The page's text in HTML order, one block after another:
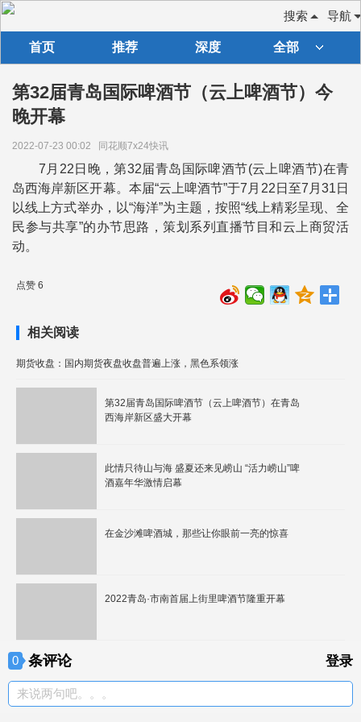
导航
搜索
首页 推荐 深度 全部
第32届青岛国际啤酒节（云上啤酒节）今
晚开幕
2022-07-23 00:02 同花顺7x24快讯
7月22日晚，第32届青岛国际啤酒节(云上啤酒节)在青
岛西海岸新区开幕。本届“云上啤酒节”于7月22日至7月31日
以线上方式举办，以“海洋”为主题，按照“线上精彩呈现、全
民参与共享”的办节思路，策划系列直播节目和云上商贸活
动。
点赞 6
相关阅读
期货收盘：国内期货夜盘收盘普遍上涨，黑色系领涨
第32届青岛国际啤酒节（云上啤酒节）在青岛
西海岸新区盛大开幕
此情只待山与海 盛夏还来见崂山 “活力崂山”啤
酒嘉年华激情启幕
在金沙滩啤酒城，那些让你眼前一亮的惊喜
2022青岛·市南首届上街里啤酒节隆重开幕
0 条评论 登录
来说两句吧。。。